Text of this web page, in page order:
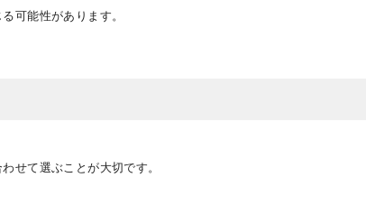
可能性があります。
せて選ぶことが大切です。